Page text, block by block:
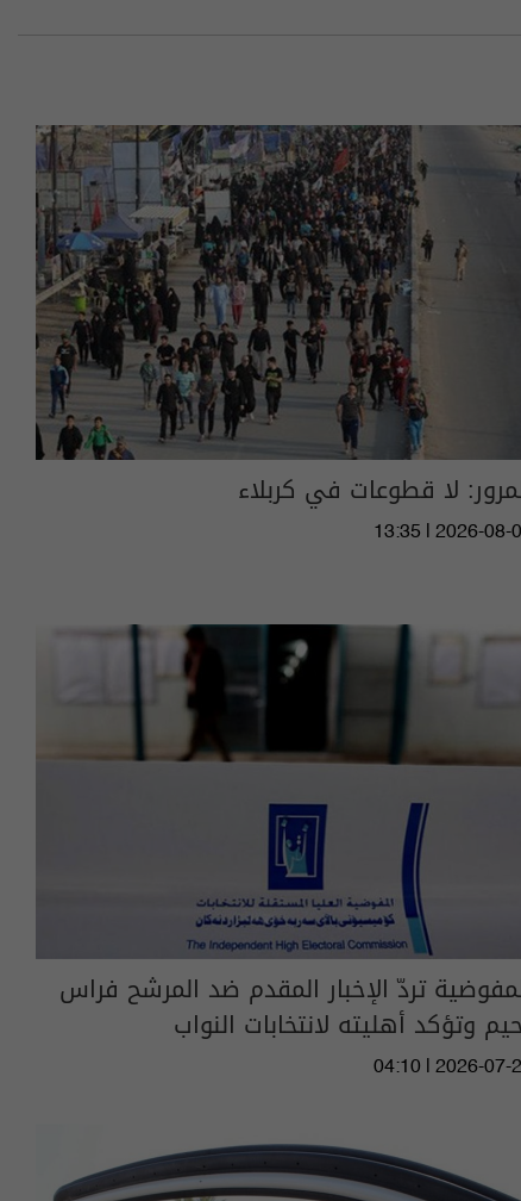
لا قطوعات في كربلاء
13:35 | 2026-08-
تردّ الإخبار المقدم ضد المرشح فراس
وتؤكد أهليته لانتخابات النواب
04:10 | 2026-07-